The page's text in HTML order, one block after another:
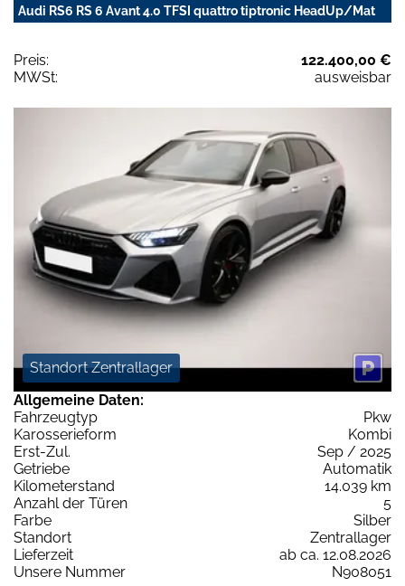
Audi RS6 RS 6 Avant 4.0 TFSI quattro tiptronic HeadUp/Mat
Preis:
122.400,00 €
MWSt:
ausweisbar
Standort Zentrallager
Allgemeine Daten:
Fahrzeugtyp
Pkw
Karosserieform
Kombi
Erst-Zul.
Sep / 2025
Getriebe
Automatik
Kilometerstand
14.039 km
Anzahl der Türen
5
Farbe
Silber
Standort
Zentrallager
Lieferzeit
ab ca. 12.08.2026
Unsere Nummer
N908051